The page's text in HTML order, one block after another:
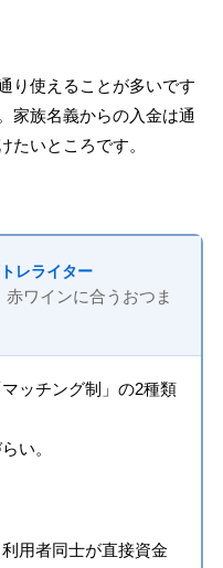
り使えることが多いです
家族名義からの入金は通
たいところです。
レライター
ワインに合うおつま
ッチング制」の2種類
い。
用者同士が直接資金